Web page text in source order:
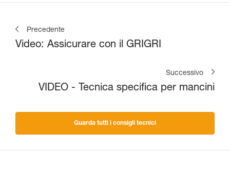
Precedente
Video: Assicurare con il GRIGRI
Successivo
VIDEO - Tecnica specifica per mancini
Guarda tutti i consigli tecnici